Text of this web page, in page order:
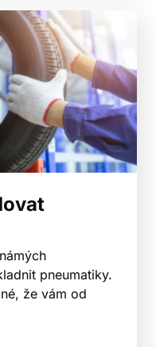
pneumatiky.
že vám od